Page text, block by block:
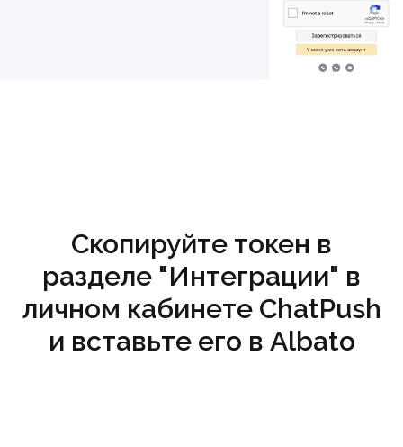
Скопируйте токен в
разделе "Интеграции" в
личном кабинете ChatPush
и вставьте его в Albato